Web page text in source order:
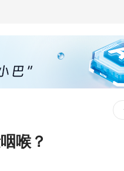
喉？